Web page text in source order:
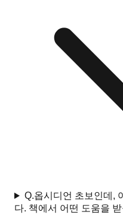
Q.옵시디언 초보인데,
다. 책에서 어떤 도움을